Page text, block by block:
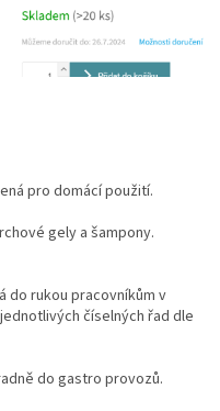
pro domácí použití.
gely a šampony.
do rukou pracovníkům v
číselných řad dle
do gastro provozů.